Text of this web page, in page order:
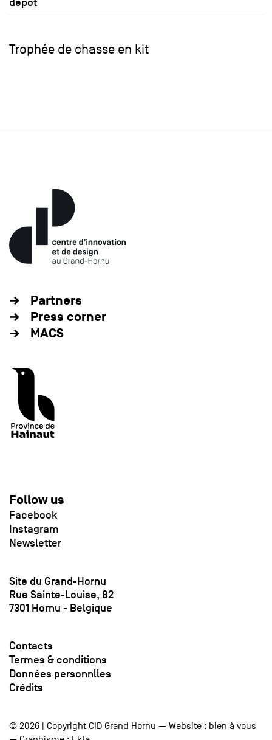
Trophée de chasse en kit
Partners
Press corner
MACS
Follow us
Facebook
Instagram
Newsletter
Site du Grand-Hornu
Rue Sainte-Louise, 82
7301 Hornu - Belgique
Contacts
Termes & conditions
Données personnlles
Crédits
© 2026 | Copyright CID Grand Hornu — Website : bien à vous